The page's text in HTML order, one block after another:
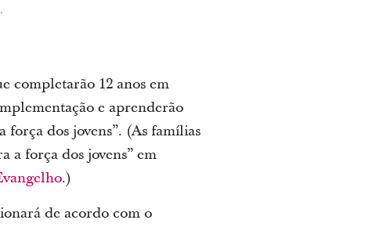
completarão 12 anos em
e aprenderão
dos jovens”. (As famílias
a força dos jovens” em
.)
de acordo com o